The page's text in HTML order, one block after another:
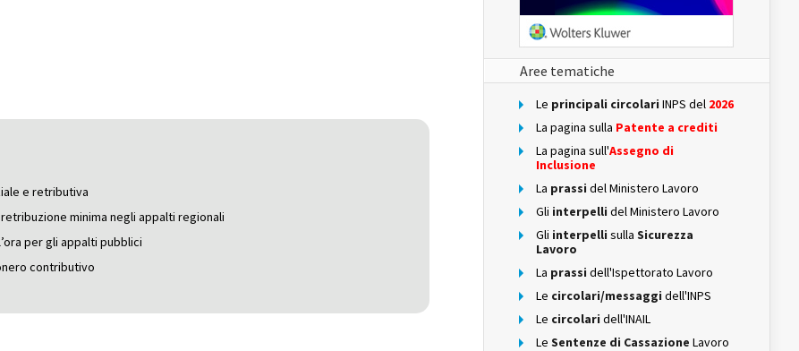
e retributiva
minima negli appalti regionali
per gli appalti pubblici
contributivo
Aree tematiche
Le principali circolari INPS del 2026
La pagina sulla Patente a crediti
La pagina sull'Assegno di
Inclusione
La prassi del Ministero Lavoro
Gli interpelli del Ministero Lavoro
Gli interpelli sulla Sicurezza
Lavoro
La prassi dell'Ispettorato Lavoro
Le circolari/messaggi dell'INPS
Le circolari dell'INAIL
Le Sentenze di Cassazione Lavoro